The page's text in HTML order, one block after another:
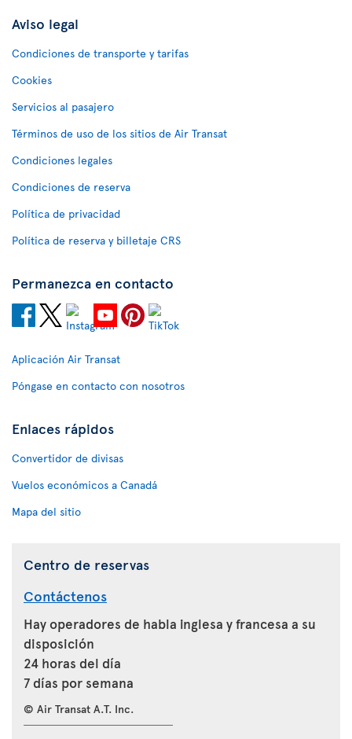
Aviso legal
Condiciones de transporte y tarifas
Cookies
Servicios al pasajero
Términos de uso de los sitios de Air Transat
Condiciones legales
Condiciones de reserva
Política de privacidad
Política de reserva y billetaje CRS
Permanezca en contacto
Aplicación Air Transat
Póngase en contacto con nosotros
Enlaces rápidos
Convertidor de divisas
Vuelos económicos a Canadá
Mapa del sitio
Centro de reservas
Contáctenos
Hay operadores de habla inglesa y francesa a su
disposición
24 horas del día
7 días por semana
© Air Transat A.T. Inc.